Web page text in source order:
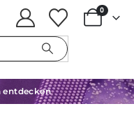
0
entdecken